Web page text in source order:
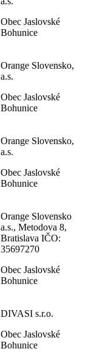
Obec Jaslovské
Bohunice
Orange Slovensko,
a.s.
Obec Jaslovské
Bohunice
Orange Slovensko,
a.s.
Obec Jaslovské
Bohunice
Orange Slovensko
a.s., Metodova 8,
Bratislava IČO:
35697270
Obec Jaslovské
Bohunice
DIVASI s.r.o.
Obec Jaslovské
Bohunice